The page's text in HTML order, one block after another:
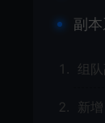
副
组
新